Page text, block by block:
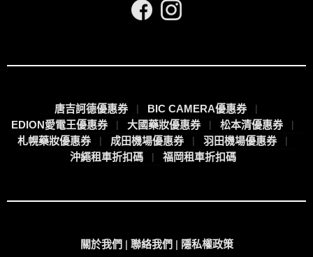
唐吉訶德優惠券
BIC CAMERA優惠券
EDION愛電王優惠券
大國藥妝優惠券
松本清優惠券
札幌藥妝優惠券
成田機場優惠券
羽田機場優惠券
沖繩租車折扣碼
福岡租車折扣碼
關於我們 | 聯絡我們 | 隱私權政策